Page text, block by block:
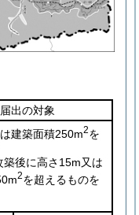
届出の対象
建築面積250m2を
築後に高さ15m又は
2を超えるものを